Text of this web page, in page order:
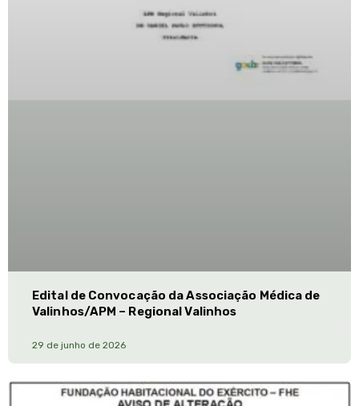
Edital de Convocação da Associação Médica de
Valinhos/APM – Regional Valinhos
29 de junho de 2026